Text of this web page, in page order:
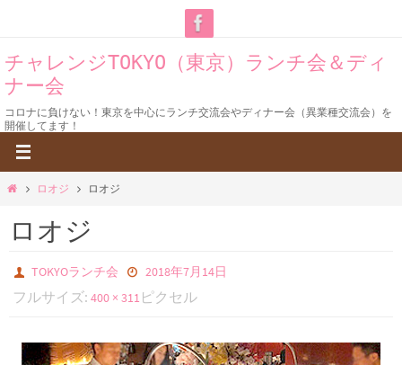
テ
ン
ツ
へ
キ
チャレンジTOKYO（東京）ランチ会＆ディ
ナー会
コロナに負けない！東京を中心にランチ交流会やディナー会（異業種交流会）を
開催してます！
ホ
ム
ロオジ ロオジ
ロオジ
TOKYOランチ会 2018年7月14日
フルサイズ: 400 × 311 ピクセル